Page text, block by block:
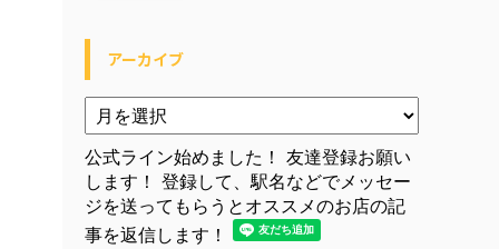
アーカイブ
公式ライン始めました！ 友達登録お願い
します！ 登録して、駅名などでメッセー
ジを送ってもらうとオススメのお店の記
事を返信します！